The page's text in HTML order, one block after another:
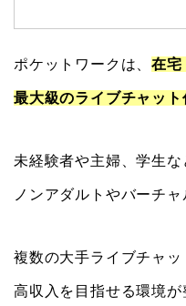
ポケットワークは、在宅
最大級のライブチャット
未経験者や主婦、学生な
ノンアダルトやバーチ
複数の大手ライブチャ
高収入を目指せる環境が